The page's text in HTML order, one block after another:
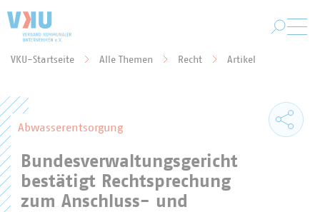
VKU-Startseite Alle Themen Recht Artikel
Abwasserentsorgung
Bundesverwaltungsgericht
bestätigt Rechtsprechung
zum Anschluss- und